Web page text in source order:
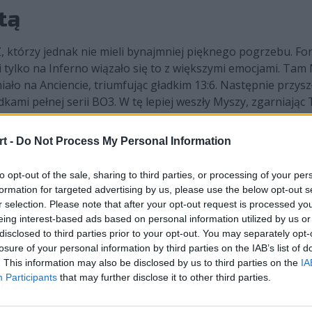
- Do Not Process My Personal Information
opt-out of the sale, sharing to third parties, or processing of your
for targeted advertising by us, please use the below opt-out
selection. Please note that after your opt-out request is processed
interest-based ads based on personal information utilized by us
to third parties prior to your opt-out. You may separately
of your personal information by third parties on the IAB’s list of
This information may also be disclosed by us to third parties on the
Participants that may further disclose it to other third parties.
którzy jednak nie mieli bynajmniej pięknego pogrzebu.
na Inferno wiązało się to z większymi emocjami. Tam
na Anciencie, triumfując gładkim 13:6. Następnie
pełnej serii BO3. W tę lepiej weszły Myszy,
ale ostatnie słowo należało do mysiej gromady.